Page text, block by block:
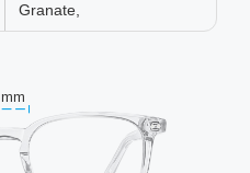
Granate,
mm